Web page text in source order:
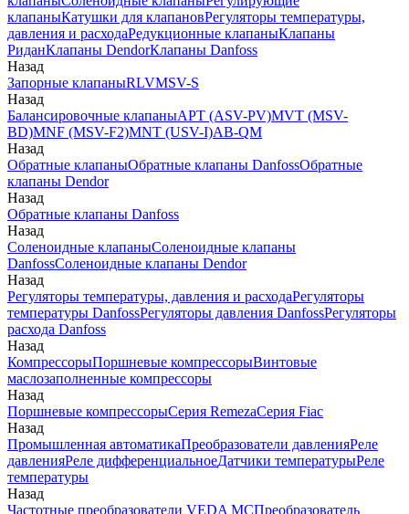
клапаныКатушки для клапановРегуляторы температуры,
давления и расходаРедукционные клапаныКлапаны
РиданКлапаны DendorКлапаны Danfoss
Назад
Запорные клапаныRLVMSV-S
Назад
Балансировочные клапаныAPT (ASV-PV)MVT (MSV-
BD)MNF (MSV-F2)MNT (USV-I)AB-QM
Назад
Обратные клапаныОбратные клапаны DanfossОбратные
клапаны Dendor
Назад
Обратные клапаны Danfoss
Назад
Соленоидные клапаныСоленоидные клапаны
DanfossСоленоидные клапаны Dendor
Назад
Регуляторы температуры, давления и расходаРегуляторы
температуры DanfossРегуляторы давления DanfossРегуляторы
расхода Danfoss
Назад
КомпрессорыПоршневые компрессорыВинтовые
маслозаполненные компрессоры
Назад
Поршневые компрессорыСерия RemezaСерия Fiac
Назад
Промышленная автоматикаПреобразователи давленияРеле
давленияРеле дифференциальноеДатчики температурыРеле
температуры
Назад
Частотные преобразователи VEDA MCПреобразователь